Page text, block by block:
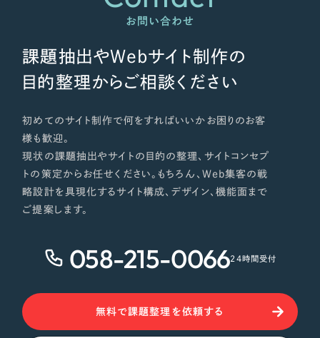
お問い合わせ
課題抽出やWebサイト制作の
目的整理からご相談ください
初めてのサイト制作で何をすればいいかお困りのお客
様も歓迎。
現状の課題抽出やサイトの目的の整理、サイトコンセプ
トの策定からお任せください。もちろん、Web集客の戦
略設計を具現化するサイト構成、デザイン、機能面まで
ご提案します。
058-215-006624時間受付
無料で課題整理を依頼する